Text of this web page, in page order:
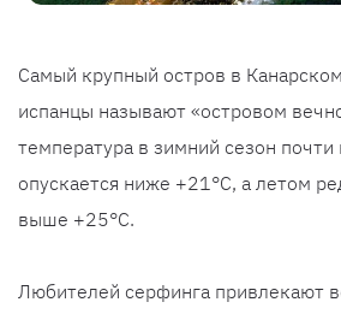
Самый крупный остров в
испанцы называют «островом
температура в зимний сезон почти
опускается ниже +21°C, а летом
выше +25°C.
Любителей серфинга привлекают